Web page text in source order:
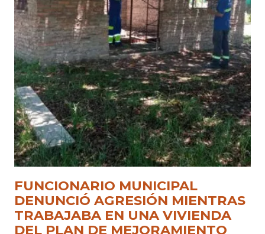
FUNCIONARIO MUNICIPAL
DENUNCIÓ AGRESIÓN MIENTRAS
TRABAJABA EN UNA VIVIENDA
DEL PLAN DE MEJORAMIENTO